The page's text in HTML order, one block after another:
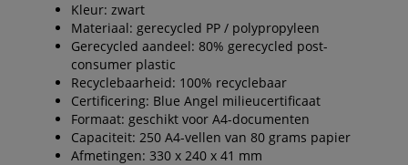
Kleur: zwart
Materiaal: gerecycled PP / polypropyleen
Gerecycled aandeel: 80% gerecycled post-
consumer plastic
Recyclebaarheid: 100% recyclebaar
Certificering: Blue Angel milieucertificaat
Formaat: geschikt voor A4-documenten
Capaciteit: 250 A4-vellen van 80 grams papier
Afmetingen: 330 x 240 x 41 mm